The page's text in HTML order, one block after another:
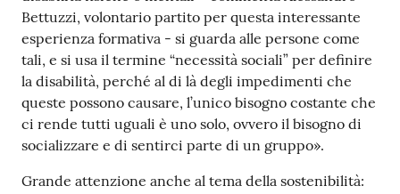
Bettuzzi, volontario partito per questa interessante
esperienza formativa - si guarda alle persone come
tali, e si usa il termine “necessità sociali” per definire
la disabilità, perché al di là degli impedimenti che
queste possono causare, l’unico bisogno costante che
ci rende tutti uguali è uno solo, ovvero il bisogno di
socializzare e di sentirci parte di un gruppo».
Grande attenzione anche al tema della sostenibilità: